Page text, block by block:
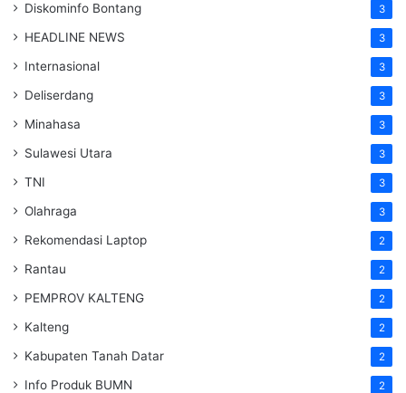
Diskominfo Bontang 3
HEADLINE NEWS 3
Internasional 3
Deliserdang 3
Minahasa 3
Sulawesi Utara 3
TNI 3
Olahraga 3
Rekomendasi Laptop 2
Rantau 2
PEMPROV KALTENG 2
Kalteng 2
Kabupaten Tanah Datar 2
Info Produk BUMN 2